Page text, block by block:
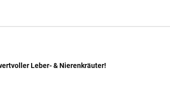
Leber- & Nierenkräuter!